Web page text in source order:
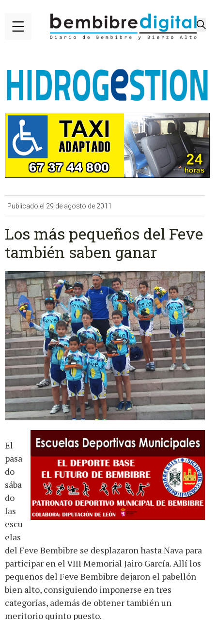
Publicado el 29 de agosto de 2011
Los más pequeños del Feve
también saben ganar
El
pasa
do
sába
do
las
escu
elas
del Feve Bembibre se desplazaron hasta Nava para
participar en el VIII Memorial Jairo García. Allí los
pequeños del Feve Bembibre dejaron el pabellón
bien alto, consiguiendo imponerse en tres
categorías, además de obtener también un
meritorio quinto puesto.